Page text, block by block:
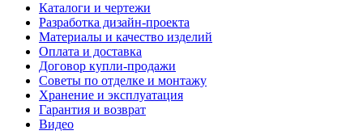
Каталоги и чертежи
Разработка дизайн-проекта
Материалы и качество изделий
Оплата и доставка
Договор купли-продажи
Советы по отделке и монтажу
Хранение и эксплуатация
Гарантия и возврат
Видео